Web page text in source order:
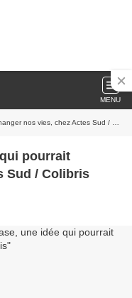
MENU
nos vies, chez Actes Sud / Colibris
pourrait
Sud / Colibris